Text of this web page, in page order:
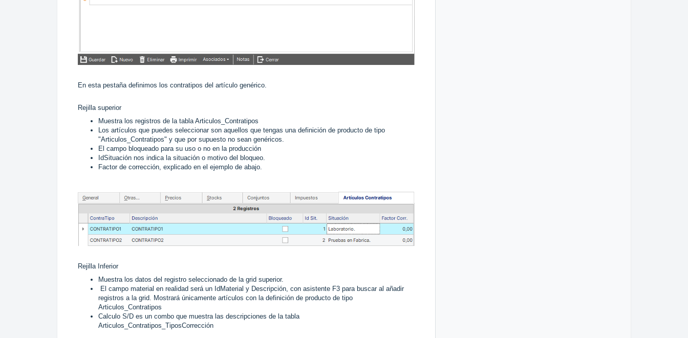
En esta pestaña definimos los contratipos del artículo genérico.
Rejilla superior
Muestra los registros de la tabla Articulos_Contratipos
Los artículos que puedes seleccionar son aquellos que tengas una definición de producto de tipo
"Articulos_Contratipos" y que por supuesto no sean genéricos.
El campo bloqueado para su uso o no en la producción
IdSituación nos indica la situación o motivo del bloqueo.
Factor de corrección, explicado en el ejemplo de abajo.
Rejilla Inferior
Muestra los datos del registro seleccionado de la grid superior.
El campo material en realidad será un IdMaterial y Descripción, con asistente F3 para buscar al añadir
registros a la grid. Mostrará únicamente artículos con la definición de producto de tipo
Articulos_Contratipos
Calculo S/D es un combo que muestra las descripciones de la tabla
Articulos_Contratipos_TiposCorrección